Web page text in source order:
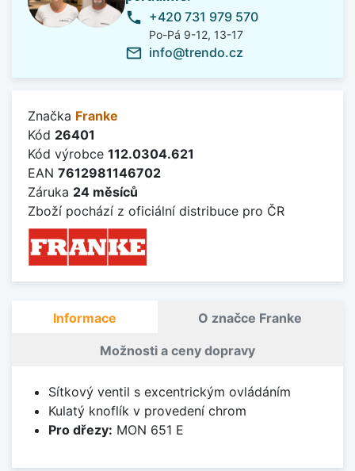
phone +420 731 979 570
Po-Pá 9-12, 13-17
mail_outline info@trendo.cz
Značka Franke
Kód 26401
Kód výrobce 112.0304.621
EAN 7612981146702
Záruka 24 měsíců
Zboží pochází z oficiální distribuce pro ČR
Informace O značce Franke
Možnosti a ceny dopravy
Sítkový ventil s excentrickým ovládáním
Kulatý knoflík v provedení chrom
Pro dřezy: MON 651 E